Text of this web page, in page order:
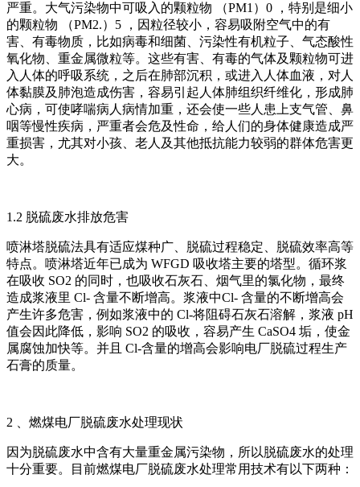
严重。大气污染物中可吸入的颗粒物 （PM1）0 ，特别是细小
的颗粒物 （PM2.）5 ，因粒径较小，容易吸附空气中的有
害、有毒物质，比如病毒和细菌、污染性有机粒子、气态酸性
氧化物、重金属微粒等。这些有害、有毒的气体及颗粒物可进
入人体的呼吸系统，之后在肺部沉积，或进入人体血液，对人
体黏膜及肺泡造成伤害，容易引起人体肺组织纤维化，形成肺
心病，可使哮喘病人病情加重，还会使一些人患上支气管、鼻
咽等慢性疾病，严重者会危及性命，给人们的身体健康造成严
重损害，尤其对小孩、老人及其他抵抗能力较弱的群体危害更
大。
1.2 脱硫废水排放危害
喷淋塔脱硫法具有适应煤种广、脱硫过程稳定、脱硫效率高等
特点。喷淋塔近年已成为 WFGD 吸收塔主要的塔型。循环浆
在吸收 SO2 的同时，也吸收石灰石、烟气里的氯化物，最终
造成浆液里 Cl- 含量不断增高。浆液中Cl- 含量的不断增高会
产生许多危害，例如浆液中的 Cl-将阻碍石灰石溶解，浆液 pH
值会因此降低，影响 SO2 的吸收，容易产生 CaSO4 垢，使金
属腐蚀加快等。并且 Cl-含量的增高会影响电厂脱硫过程生产
石膏的质量。
2 、燃煤电厂脱硫废水处理现状
因为脱硫废水中含有大量重金属污染物，所以脱硫废水的处理
十分重要。目前燃煤电厂脱硫废水处理常用技术有以下两种：